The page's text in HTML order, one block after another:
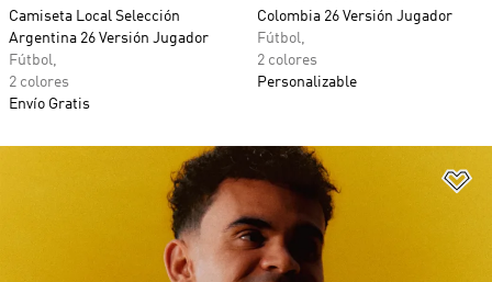
Camiseta Local Selección
Argentina 26 Versión Jugador
Fútbol,
2 colores
Envío Gratis
Colombia 26 Versión Jugador
Fútbol,
2 colores
Personalizable